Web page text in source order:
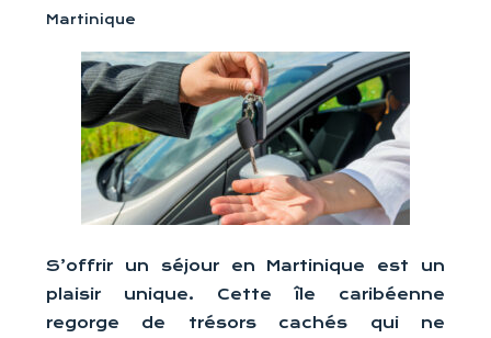
Martinique
S’offrir un séjour en Martinique est un
plaisir unique. Cette île caribéenne
regorge de trésors cachés qui ne